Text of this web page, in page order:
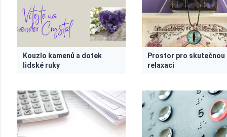
Kouzlo kamenů a dotek
lidské ruky
Prostor pro skutečnou
relaxaci